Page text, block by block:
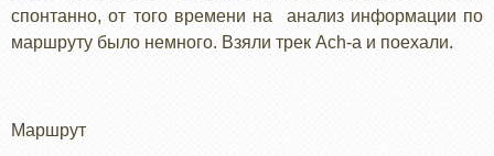
спонтанно, от того времени на анализ информации по
маршруту было немного. Взяли трек Ach-а и поехали.
Маршрут